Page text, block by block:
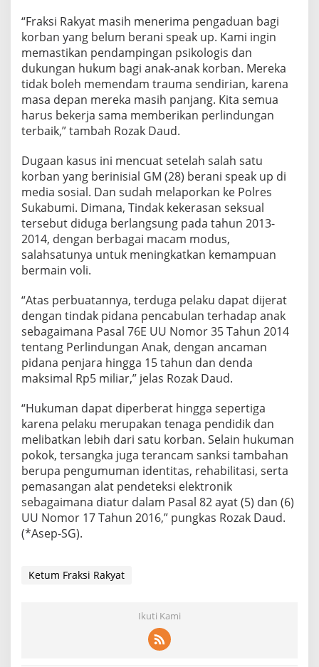
“Fraksi Rakyat masih menerima pengaduan bagi
korban yang belum berani speak up. Kami ingin
memastikan pendampingan psikologis dan
dukungan hukum bagi anak-anak korban. Mereka
tidak boleh memendam trauma sendirian, karena
masa depan mereka masih panjang. Kita semua
harus bekerja sama memberikan perlindungan
terbaik,” tambah Rozak Daud.
Dugaan kasus ini mencuat setelah salah satu
korban yang berinisial GM (28) berani speak up di
media sosial. Dan sudah melaporkan ke Polres
Sukabumi. Dimana, Tindak kekerasan seksual
tersebut diduga berlangsung pada tahun 2013-
2014, dengan berbagai macam modus,
salahsatunya untuk meningkatkan kemampuan
bermain voli.
“Atas perbuatannya, terduga pelaku dapat dijerat
dengan tindak pidana pencabulan terhadap anak
sebagaimana Pasal 76E UU Nomor 35 Tahun 2014
tentang Perlindungan Anak, dengan ancaman
pidana penjara hingga 15 tahun dan denda
maksimal Rp5 miliar,” jelas Rozak Daud.
“Hukuman dapat diperberat hingga sepertiga
karena pelaku merupakan tenaga pendidik dan
melibatkan lebih dari satu korban. Selain hukuman
pokok, tersangka juga terancam sanksi tambahan
berupa pengumuman identitas, rehabilitasi, serta
pemasangan alat pendeteksi elektronik
sebagaimana diatur dalam Pasal 82 ayat (5) dan (6)
UU Nomor 17 Tahun 2016,” pungkas Rozak Daud.
(*Asep-SG).
Ketum Fraksi Rakyat
Ikuti Kami